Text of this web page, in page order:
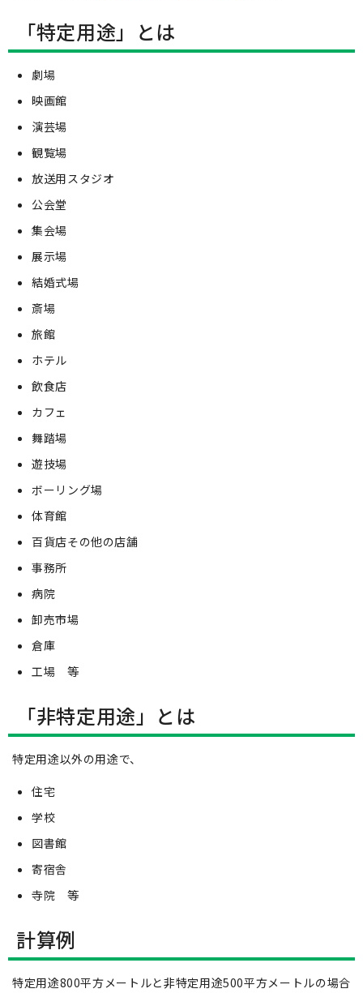
「特定用途」とは
劇場
映画館
演芸場
観覧場
放送用スタジオ
公会堂
集会場
展示場
結婚式場
斎場
旅館
ホテル
飲食店
カフェ
舞踏場
遊技場
ボーリング場
体育館
百貨店その他の店舗
事務所
病院
卸売市場
倉庫
工場 等
「非特定用途」とは
特定用途以外の用途で、
住宅
学校
図書館
寄宿舎
寺院 等
計算例
特定用途800平方メートルと非特定用途500平方メートルの場合